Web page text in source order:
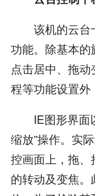
该机的云台
功能。除基本的
点击居中、拖
程等功能设置
IE图形界面以
缩放”操作。实
控画面上，拖
的转动及变焦